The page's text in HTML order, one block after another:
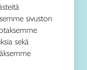
sivuston
sekä